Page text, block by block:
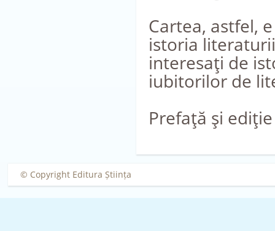
Cartea, astfel,
istoria
interesaţi de
iubitorilor de
Prefaţă şi
© Copyright Editura Știința